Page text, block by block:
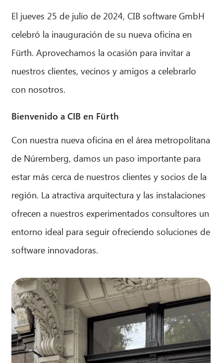
El jueves 25 de julio de 2024, CIB software GmbH
celebró la inauguración de su nueva oficina en
Fürth. Aprovechamos la ocasión para invitar a
nuestros clientes, vecinos y amigos a celebrarlo
con nosotros.
Bienvenido a CIB en Fürth
Con nuestra nueva oficina en el área metropolitana
de Núremberg, damos un paso importante para
estar más cerca de nuestros clientes y socios de la
región. La atractiva arquitectura y las instalaciones
ofrecen a nuestros experimentados consultores un
entorno ideal para seguir ofreciendo soluciones de
software innovadoras.